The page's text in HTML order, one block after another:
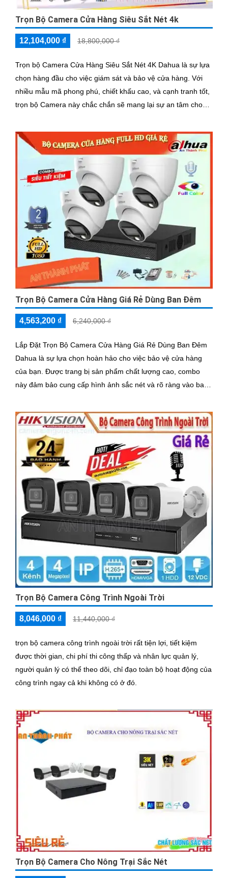
Trọn Bộ Camera Cửa Hàng Siêu Sắt Nét 4k
12,104,000 ₫ 18,800,000 ₫
Trọn bộ Camera Cửa Hàng Siêu Sắt Nét 4K Dahua là sự lựa
chọn hàng đầu cho việc giám sát và bảo vệ cửa hàng. Với
nhiều mẫu mã phong phú, chiết khấu cao, và cạnh tranh tốt,
trọn bộ Camera này chắc chắn sẽ mang lại sự an tâm cho
Trọn Bộ Camera Cửa Hàng Giá Rẻ Dùng Ban Đêm
4,563,200 ₫ 6,240,000 ₫
Lắp Đặt Trọn Bộ Camera Cửa Hàng Giá Rẻ Dùng Ban Đêm
Dahua là sự lựa chọn hoàn hảo cho việc bảo vệ cửa hàng
của bạn. Được trang bị sản phẩm chất lượng cao, combo
này đảm bảo cung cấp hình ảnh sắc nét và rõ ràng vào ban
Trọn Bộ Camera Công Trình Ngoài Trời
8,046,000 ₫ 11,440,000 ₫
trọn bộ camera công trình ngoài trời rất tiện lợi, tiết kiệm
được thời gian, chi phí thi công thấp và nhân lực quản lý,
người quản lý có thể theo dõi, chỉ đạo toàn bộ hoạt động của
công trình ngay cả khi không có ở đó.
Trọn Bộ Camera Cho Nông Trại Sắc Nét